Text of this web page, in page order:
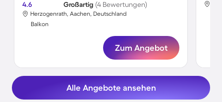
4.6 Großartig (4 Bewertungen)
Herzogenrath, Aachen, Deutschland
Balkon
Zum Angebot
Alle Angebote ansehen